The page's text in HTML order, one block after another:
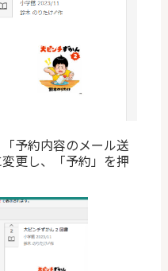
予約内容のメール送
更し、「予約」を押